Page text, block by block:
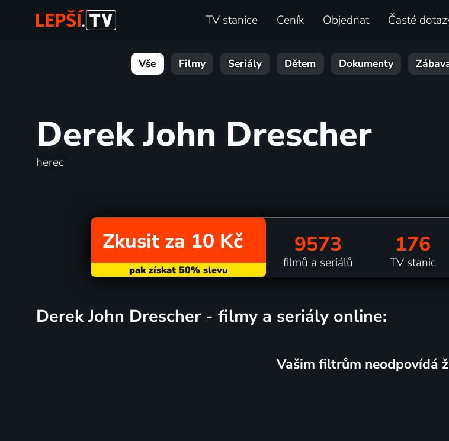
TV stanice Ceník Objednat Časté
Vše Filmy Seriály Dětem Dokumenty
Derek John Drescher
herec
Zkusit za 10 Kč 9573
filmů a seriálů
176
TV stanic
Derek John Drescher - filmy a seriály online:
Vašim filtrům neodpovídá